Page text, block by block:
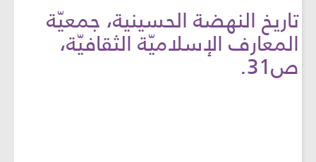
تاريخ النهضة الحسينية، جمعيّة
المعارف الإسلاميّة الثقافيّة،
ص31.